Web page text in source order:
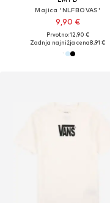
Majica 'NLFBOVAS'
9,90 €
Prvotno: 12,90 €
Zadnja najnižja cena8,91 €